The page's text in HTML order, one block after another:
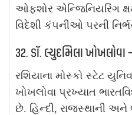
ઓફશોર એન્જિનિયરિંગ
વિદેશી કંપનીઓ પરની
32. ડૉ. લ્યુદમિલા
રશિયાના મોસ્કો સ્ટેટ
ખોખલોવા પ્રખ્યાત
છે. હિન્દી, રાજસ્થાની અને